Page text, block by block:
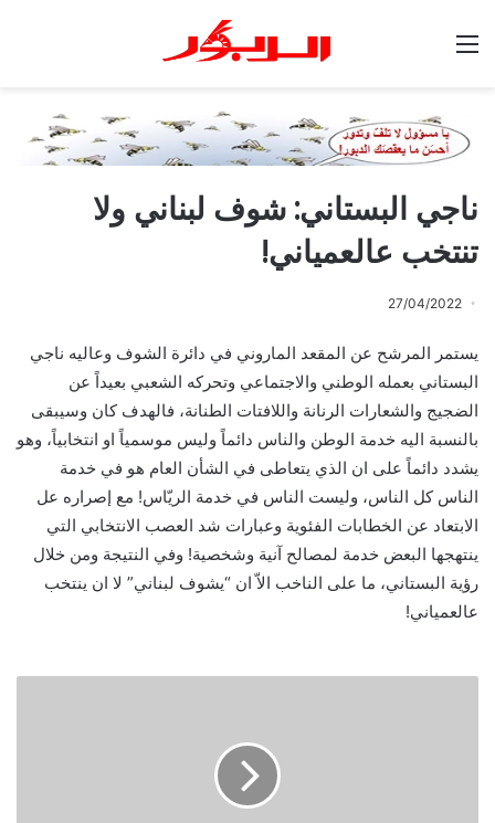
ناجي البستاني: شوف لبناني ولا
تنتخب عالعمياني!
27/04/2022
يستمر المرشح عن المقعد الماروني في دائرة الشوف وعاليه ناجي
البستاني بعمله الوطني والاجتماعي وتحركه الشعبي بعيداً عن
الضجيج والشعارات الرنانة واللافتات الطنانة، فالهدف كان وسيبقى
بالنسبة اليه خدمة الوطن والناس دائماً وليس موسمياً او انتخابياً، وهو
يشدد دائماً على ان الذي يتعاطى في الشأن العام هو في خدمة
الناس كل الناس، وليست الناس في خدمة الريّاس! مع إصراره عل
الابتعاد عن الخطابات الفئوية وعبارات شد العصب الانتخابي التي
ينتهجها البعض خدمة لمصالح آنية وشخصية! وفي النتيجة ومن خلال
رؤية البستاني، ما على الناخب الاّ ان “يشوف لبناني” لا ان ينتخب
عالعمياني!